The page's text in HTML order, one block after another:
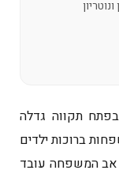
תקווה גדלה
ברוכות ילדים
אב המשפחה עובד